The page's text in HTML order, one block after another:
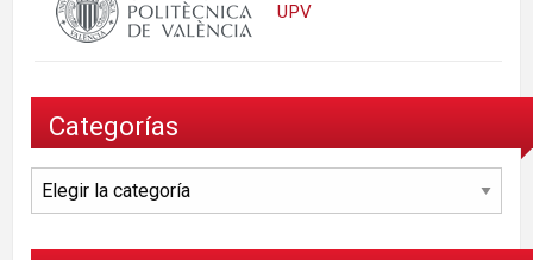
UPV
Categorías
Categorías